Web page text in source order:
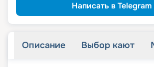
Написать в Telegram
Описание Выбор кают